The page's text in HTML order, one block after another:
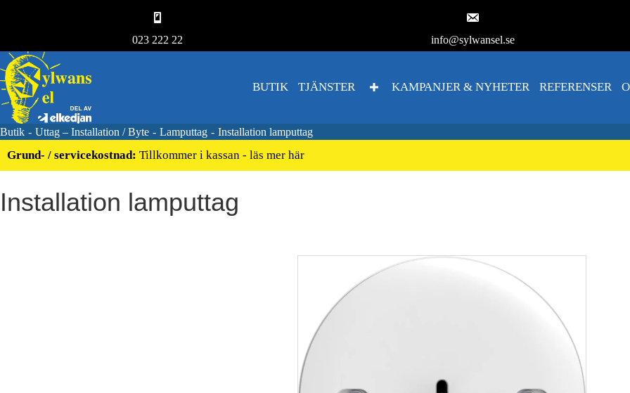
023 222 22 info@sylwansel.se
BUTIK TJÄNSTER KAMPANJER & NYHETER REFERENSER
Butik - Uttag – Installation / Byte - Lamputtag - Installation lamputtag
Grund- / servicekostnad: Tillkommer i kassan - läs mer här
Installation lamputtag